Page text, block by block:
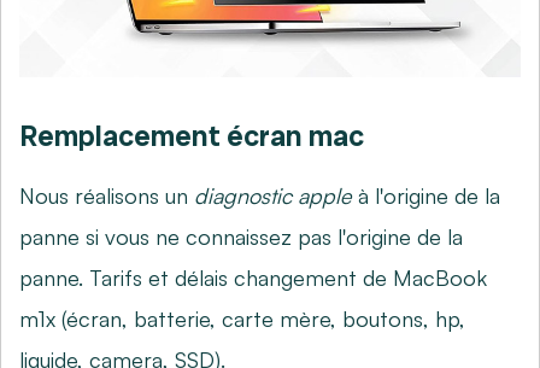
Remplacement écran mac
Nous réalisons un diagnostic appleà l'origine de la
panne si vous ne connaissez pas l'origine de la
panne. Tarifs et délais changement de MacBook
m1x (écran, batterie, carte mère, boutons, hp,
liquide, camera, SSD).